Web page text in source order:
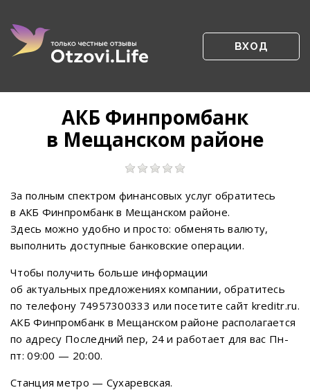
ВХОД
АКБ Финпромбанк
в Мещанском районе
За полным спектром финансовых услуг обратитесь
в АКБ Финпромбанк в Мещанском районе.
Здесь можно удобно и просто: обменять валюту,
выполнить доступные банковские операции.
Чтобы получить больше информации
об актуальных предложениях компании, обратитесь
по телефону 74957300333 или посетите сайт kreditr.ru.
АКБ Финпромбанк в Мещанском районе располагается
по адресу Последний пер, 24 и работает для вас Пн-
пт: 09:00 — 20:00.
Станция метро — Сухаревская.